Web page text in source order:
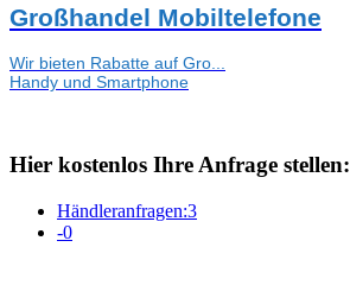
Großhandel Mobiltelefone
Wir bieten Rabatte auf Gro...
Handy und Smartphone
Hier kostenlos Ihre Anfrage stellen:
Händleranfragen:3
-0